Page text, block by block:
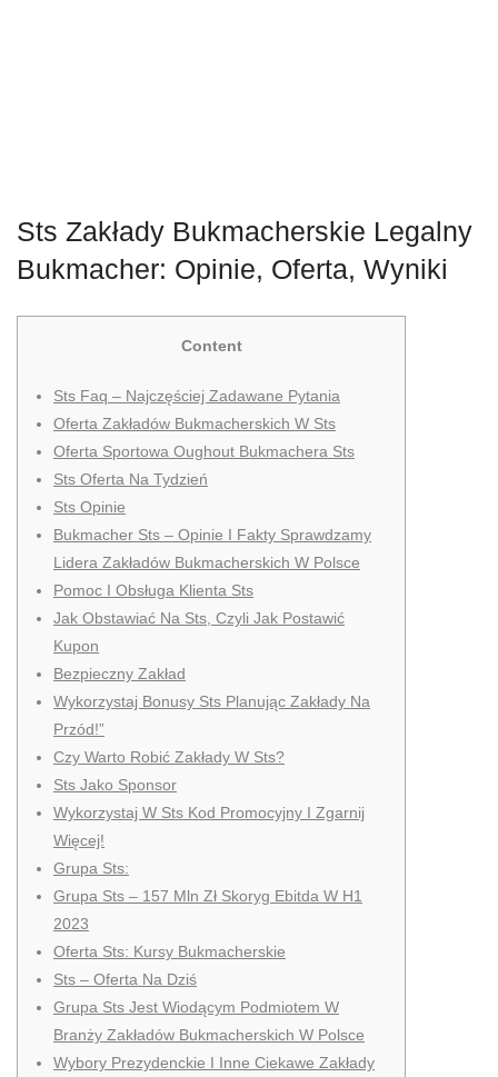
Sts Zakłady Bukmacherskie Legalny
Bukmacher: Opinie, Oferta, Wyniki
Content
Sts Faq – Najczęściej Zadawane Pytania
Oferta Zakładów Bukmacherskich W Sts
Oferta Sportowa Oughout Bukmachera Sts
Sts Oferta Na Tydzień
Sts Opinie
Bukmacher Sts – Opinie I Fakty Sprawdzamy
Lidera Zakładów Bukmacherskich W Polsce
Pomoc I Obsługa Klienta Sts
Jak Obstawiać Na Sts, Czyli Jak Postawić
Kupon
Bezpieczny Zakład
Wykorzystaj Bonusy Sts Planując Zakłady Na
Przód!”
Czy Warto Robić Zakłady W Sts?
Sts Jako Sponsor
Wykorzystaj W Sts Kod Promocyjny I Zgarnij
Więcej!
Grupa Sts:
Grupa Sts – 157 Mln Zł Skoryg Ebitda W H1
2023
Oferta Sts: Kursy Bukmacherskie
Sts – Oferta Na Dziś
Grupa Sts Jest Wiodącym Podmiotem W
Branży Zakładów Bukmacherskich W Polsce
Wybory Prezydenckie I Inne Ciekawe Zakłady